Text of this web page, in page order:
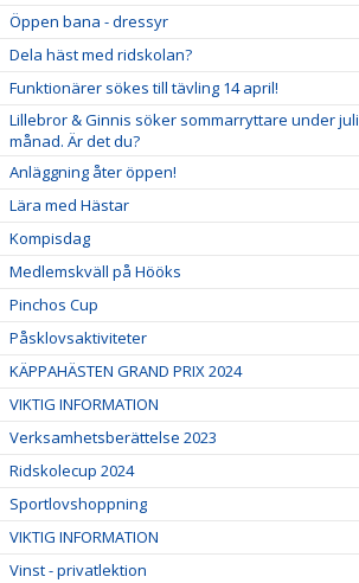
Öppen bana - dressyr
Dela häst med ridskolan?
Funktionärer sökes till tävling 14 april!
Lillebror & Ginnis söker sommarryttare under juli
månad. Är det du?
Anläggning åter öppen!
Lära med Hästar
Kompisdag
Medlemskväll på Hööks
Pinchos Cup
Påsklovsaktiviteter
KÄPPAHÄSTEN GRAND PRIX 2024
VIKTIG INFORMATION
Verksamhetsberättelse 2023
Ridskolecup 2024
Sportlovshoppning
VIKTIG INFORMATION
Vinst - privatlektion